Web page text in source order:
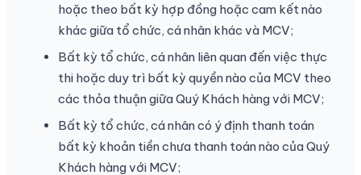
hoặc theo bất kỳ hợp đồng hoặc cam kết nào
khác giữa tổ chức, cá nhân khác và MCV;
Bất kỳ tổ chức, cá nhân liên quan đến việc thực
thi hoặc duy trì bất kỳ quyền nào của MCV theo
các thỏa thuận giữa Quý Khách hàng với MCV;
Bất kỳ tổ chức, cá nhân có ý định thanh toán
bất kỳ khoản tiền chưa thanh toán nào của Quý
Khách hàng với MCV;